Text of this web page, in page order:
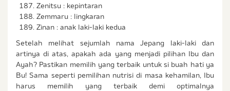
Zenitsu : kepintaran
Zemmaru : lingkaran
Zinan : anak laki-laki kedua
Setelah melihat sejumlah nama Jepang laki-laki dan
artinya di atas, apakah ada yang menjadi pilihan Ibu dan
Ayah? Pastikan memilih yang terbaik untuk si buah hati ya
Bu! Sama seperti pemilihan nutrisi di masa kehamilan, Ibu
harus memilih yang terbaik demi optimalnya